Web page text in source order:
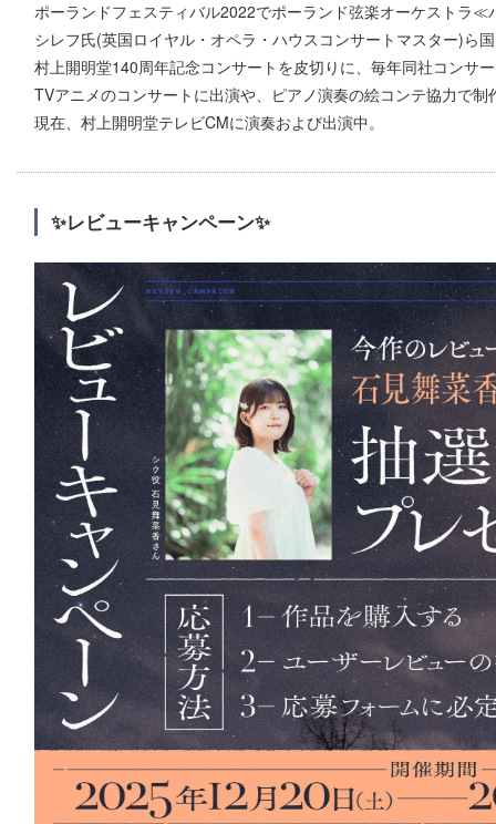
ポーランドフェスティバル2022でポーランド弦楽オーケストラ
シレフ氏(英国ロイヤル・オペラ・ハウスコンサートマスター)ら
村上開明堂140周年記念コンサートを皮切りに、毎年同社コンサ
TVアニメのコンサートに出演や、ピアノ演奏の絵コンテ協力で
現在、村上開明堂テレビCMに演奏および出演中。
✨レビューキャンペーン✨